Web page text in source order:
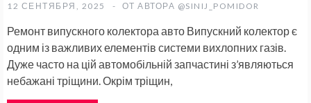
12 СЕНТЯБРЯ, 2025 ОТ АВТОРА @SINIJ_POMIDOR
Ремонт випускного колектора авто Випускний колектор є
одним із важливих елементів системи вихлопних газів.
Дуже часто на цій автомобільній запчастині з’являються
небажані тріщини. Окрім тріщин,